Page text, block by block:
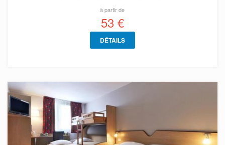
à partir de
53 €
DÉTAILS